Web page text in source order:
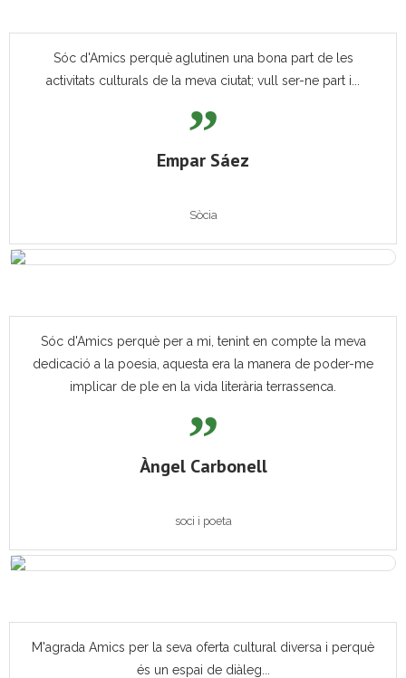
Sóc d'Amics perquè aglutinen una bona part de les
activitats culturals de la meva ciutat; vull ser-ne part i...
Empar Sáez
Sòcia
Sóc d'Amics perquè per a mi, tenint en compte la meva
dedicació a la poesia, aquesta era la manera de poder-me
implicar de ple en la vida literària terrassenca.
Àngel Carbonell
soci i poeta
M'agrada Amics per la seva oferta cultural diversa i perquè
és un espai de diàleg...